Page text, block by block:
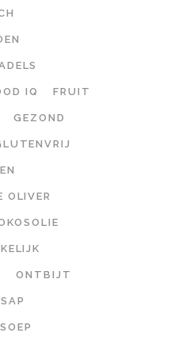
IQ FRUIT
GEZOND
OLIVER
ONTBIJT
SAP
SOEP